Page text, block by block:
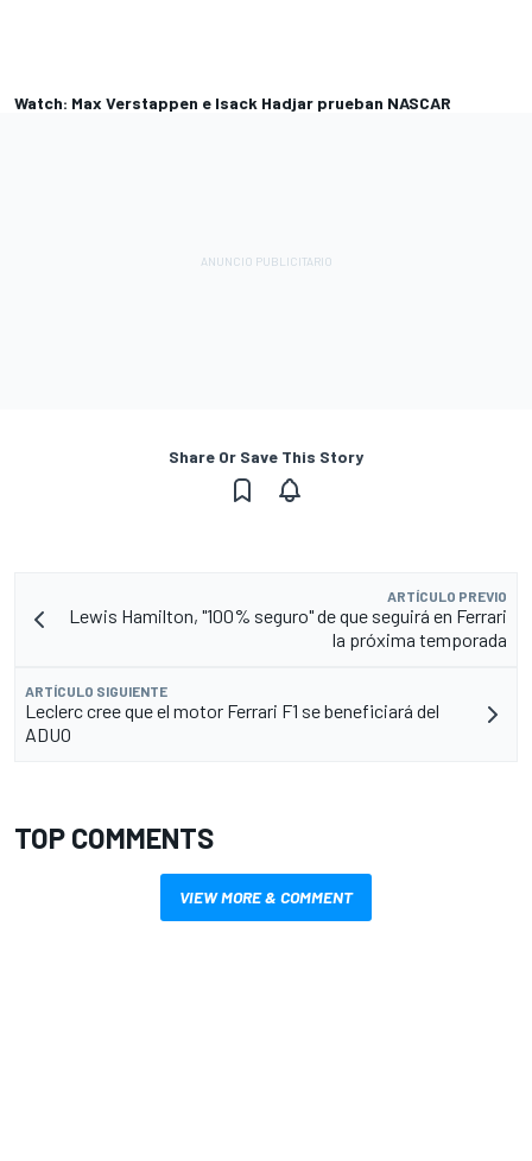
Watch: Max Verstappen e Isack Hadjar prueban NASCAR
Share Or Save This Story
ARTÍCULO PREVIO
Lewis Hamilton, "100% seguro" de que seguirá en Ferrari
la próxima temporada
ARTÍCULO SIGUIENTE
Leclerc cree que el motor Ferrari F1 se beneficiará del
ADUO
TOP COMMENTS
VIEW MORE & COMMENT